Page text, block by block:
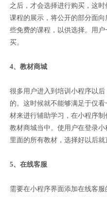
之后，才会选择进行购买，这
课程的展示，将公开的部分面
些免费的课程，以供选择。用
买。
4、教材商城
很多用户进入到培训小程序以
的。这时候就不能够满足于仅
材来进行辅助学习，在小程序
教材商城当中。使用户在登录
里面的所有教材，选择好以后就
5、在线客服
需要在小程序界面添加在线客